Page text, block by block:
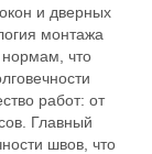
и дверных
монтажа
нормам, что
работ: от
Главный
швов, что